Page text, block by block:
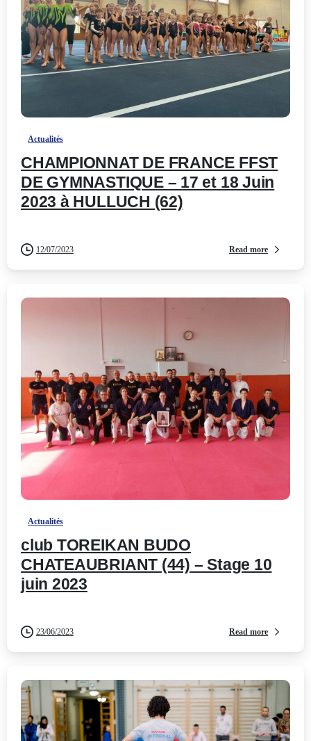
Actualités
CHAMPIONNAT DE FRANCE FFST
DE GYMNASTIQUE – 17 et 18 Juin
2023 à HULLUCH (62)
12/07/2023 Read more
Actualités
club TOREIKAN BUDO
CHATEAUBRIANT (44) – Stage 10
juin 2023
23/06/2023 Read more